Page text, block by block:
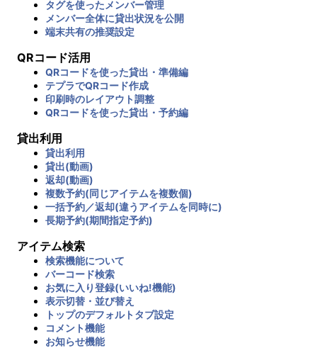
タグを使ったメンバー管理
メンバー全体に貸出状況を公開
端末共有の推奨設定
QRコード活用
QRコードを使った貸出・準備編
テプラでQRコード作成
印刷時のレイアウト調整
QRコードを使った貸出・予約編
貸出利用
貸出利用
貸出(動画)
返却(動画)
複数予約(同じアイテムを複数個)
一括予約／返却(違うアイテムを同時に)
長期予約(期間指定予約)
アイテム検索
検索機能について
バーコード検索
お気に入り登録(いいね!機能)
表示切替・並び替え
トップのデフォルトタブ設定
コメント機能
お知らせ機能